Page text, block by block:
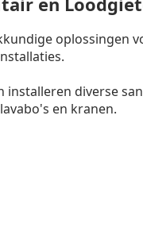
oplossingen
installeren diverse
en kranen.